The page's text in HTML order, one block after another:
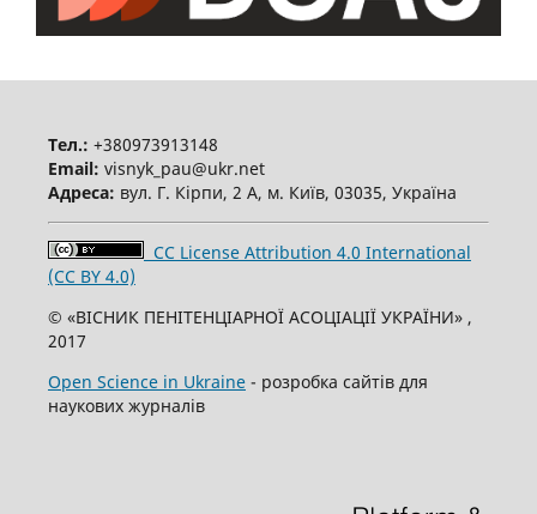
Тел.: +380973913148
Email: visnyk_pau@ukr.net
Адреса: вул. Г. Кірпи, 2 А, м. Київ, 03035, Україна
CC License Attribution 4.0 International
(CC BY 4.0)
© «ВІСНИК ПЕНІТЕНЦІАРНОЇ АСОЦІАЦІЇ УКРАЇНИ» ,
2017
Open Science in Ukraine- розробка сайтів для
наукових журналів